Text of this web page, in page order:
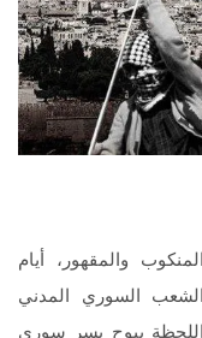
والمقهور، أيام
السوري المدني
يبوح بسرٍ سوري